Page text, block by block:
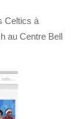
Celtics à
au Centre Bell